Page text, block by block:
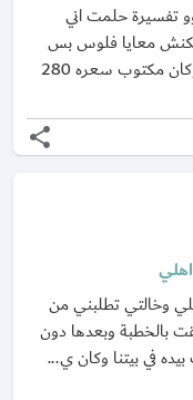
تفسيرة حلمت اني
معايا فلوس بس
نيتي هجبله الفلوس واخترت احسن موبيل وكان مكتوب سعره 280
share
وخالتي تطلبني من
بالخطبة وبعدها دون
في بيتنا وكان ي...